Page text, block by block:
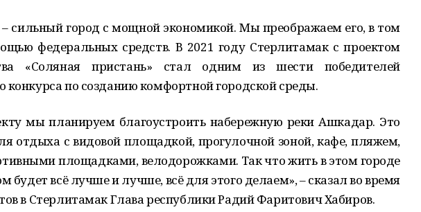
сильный город с мощной экономикой. Мы преображаем его, в том
федеральных средств. В 2021 году Стерлитамак с проектом
«Соляная пристань» стал одним из шести победителей
конкурсапо созданиюкомфортной городской среды.
мы планируем благоустроить набережную реки Ашкадар. Это
отдыха с видовой площадкой, прогулочной зоной, кафе, пляжем,
площадками, велодорожками. Так что жить в этом городе
будет всёлучше и лучше, всёдля этого делаем», – сказал во время
в Стерлитамак Глава республики Радий Фаритович Хабиров.